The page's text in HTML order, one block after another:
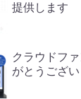
提供します
クラウドフ
がとうござい